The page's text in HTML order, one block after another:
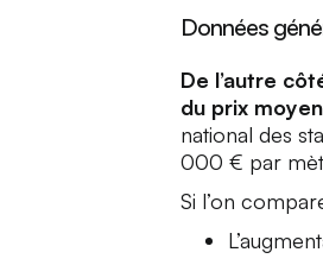
Données
De l’autre
du prix
national des
000 € par
Si l’on